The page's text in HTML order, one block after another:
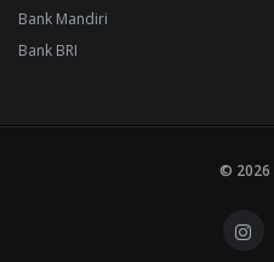
Bank Mandiri
Bank BRI
© 2026